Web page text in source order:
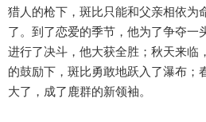
猎人的枪下，斑比只能和父亲相依为
了。到了恋爱的季节，他为了争夺一
进行了决斗，他大获全胜；秋天来临
的鼓励下，斑比勇敢地跃入了瀑布；
大了，成了鹿群的新领袖。